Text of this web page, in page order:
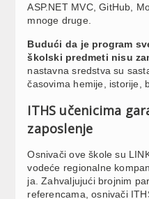
ASP.NET MVC, GitHub,
mnoge druge.
Budući da je program
školski predmeti nisu
nastavna sredstva su
časovima hemije, istorije,
ITHS učenicima
zaposlenje
Osnivači ove škole su
vodeće regionalne
ja. Zahvaljujući brojnim
referencama, osnivači